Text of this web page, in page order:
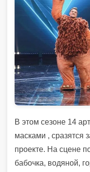
В этом сезоне 14
масками , сразятся
проекте. На сцене
бабочка, водяной,